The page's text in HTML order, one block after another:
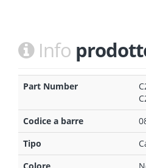
Info
Part Number
Codice a barre
Tipo